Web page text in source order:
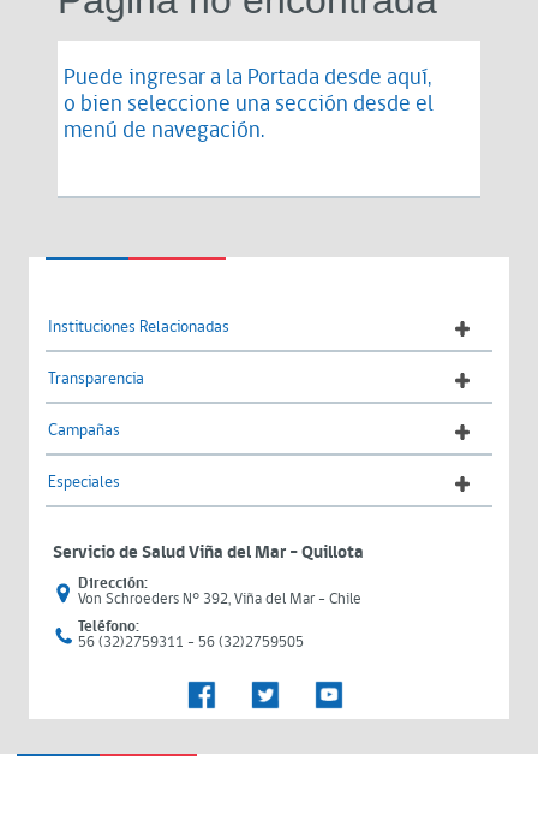
Puede ingresar a la Portada desde aquí,
o bien seleccione una sección desde el
menú de navegación.
Instituciones Relacionadas
Transparencia
Campañas
Especiales
Servicio de Salud Viña del Mar – Quillota
Dirección:
Von Schroeders N° 392, Viña del Mar - Chile
Teléfono:
56 (32)2759311 - 56 (32)2759505